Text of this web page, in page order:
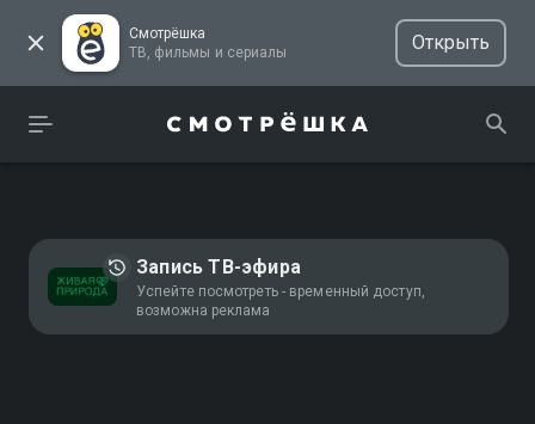
Смотрёшка
ТВ, фильмы и сериалы
Открыть
Запись ТВ-эфира
Успейте посмотреть - временный доступ,
возможна реклама